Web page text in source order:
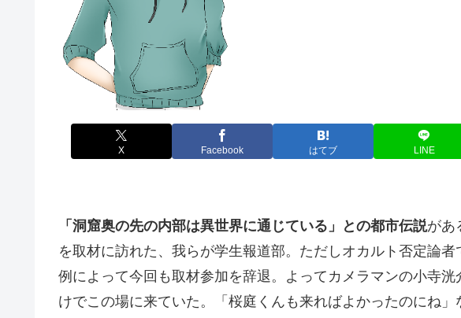
X Facebook はてブ LINE
「洞窟奥の先の内部は異世界に通じている」との都市伝説があ
を取材に訪れた、我らが学生報道部。ただしオカルト否定論者
例によって今回も取材参加を辞退。よってカメラマンの小寺
けでこの場に来ていた。「桜庭くんも来ればよかったのにね